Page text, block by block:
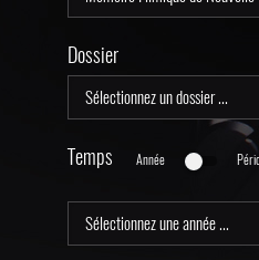
Dossier
Temps Année